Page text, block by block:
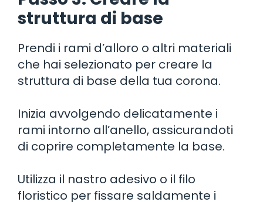
struttura di base
Prendi i rami d’alloro o altri materiali
che hai selezionato per creare la
struttura di base della tua corona.
Inizia avvolgendo delicatamente i
rami intorno all’anello, assicurandoti
di coprire completamente la base.
Utilizza il nastro adesivo o il filo
floristico per fissare saldamente i